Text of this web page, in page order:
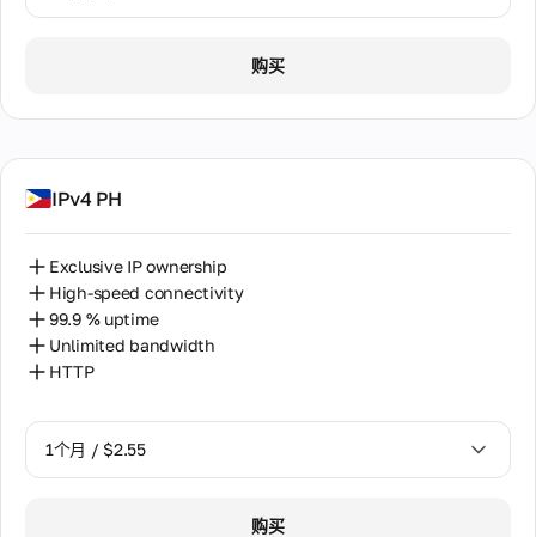
购买
IPv4 PH
Exclusive IP ownership
High-speed connectivity
99.9 % uptime
Unlimited bandwidth
HTTP
1个月 / $2.55
购买